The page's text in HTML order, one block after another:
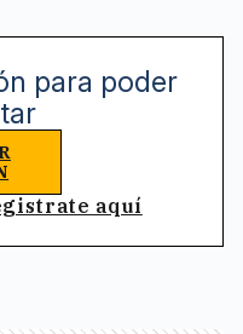
para poder
aquí